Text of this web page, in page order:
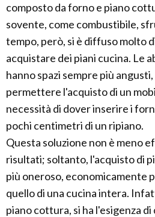
composto da forno e piano
sovente, come combustibile,
tempo, però, si è diffuso molto
acquistare dei piani cucina. Le
hanno spazi sempre più
permettere l'acquisto di un
necessità di dover inserire i
pochi centimetri di un ripiano.
Questa soluzione non è meno
risultati; soltanto, l'acquisto di
più oneroso, economicamente
quello di una cucina intera.
piano cottura, si ha l'esigenza